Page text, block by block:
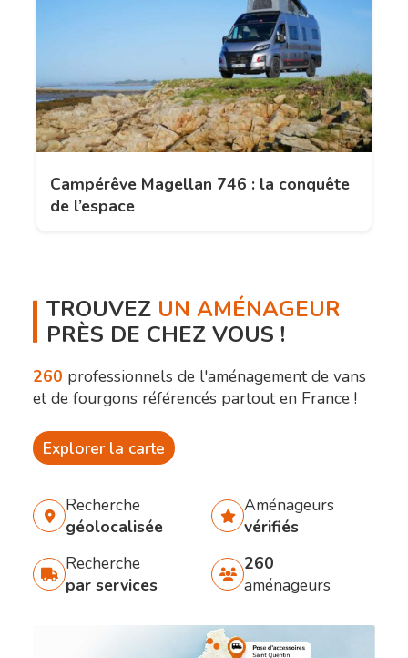
Campérêve Magellan 746 : la conquête
de l’espace
TROUVEZ UN AMÉNAGEUR
PRÈS DE CHEZ VOUS !
260 professionnels de l'aménagement de vans
et de fourgons référencés partout en France !
Explorer la carte
Recherche
géolocalisée
Aménageurs
vérifiés
Recherche
par services
260
aménageurs